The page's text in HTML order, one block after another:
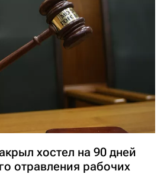
хостел на 90 дней
отравления рабочих